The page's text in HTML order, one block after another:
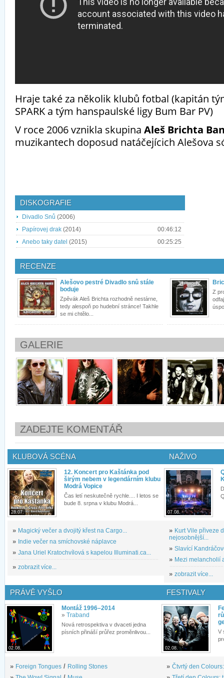
Hraje také za několik klubů fotbal (kapitán
SPARK a tým hanspaulské ligy Bum Bar PV)
V roce 2006 vznikla skupina Aleš Brichta
muzikantech doposud natáčejícich Alešova
DISKOGRAFIE
Divadlo Snů (2006)
Papírovej drak (2014)
00:46:12
Anebo taky datel (2015) 00:25:25
RECENZE
Alešovo pestré Divadlo snů stále
boduje
Zpěvák Aleš Brichta rozhodně nestárne,
tedy alespoň po hudební stránce! Takhle
se mi chtělo...
Z
GALERIE
ZADEJTE KOMENTÁŘ
KLUBOVÁ SCÉNA
28.07.
12. Koncert pro Kaštánka pod
širým nebem v legendárním klubu
Modrá Vopice
Čas letí neskutečně rychle.... I letos se
bude 8. srpna v klubu Modrá...
» Magický večer a dvojitý křest na Cargo...
» Indie večer na smíchovské náplavce
» Jana Uriel Kratochvílová s kapelou Illuminati.ca...
» zobrazit více...
NAŽIVO
07.08.
» Kurt Vile přiveze
nejosobnější...
» Slavící
» Mezi melancholií
» zobrazit více...
PRÁVĚ VYŠLO
02.08.
Montáž 1996–2014
» Traband
Nová retrospektiva v dvaceti jedna
písních přináší průřez proměnlivou...
» Foreign Tongues / Rolling Stones
FESTIVALY
02.08.
V
» Čtvrtý den